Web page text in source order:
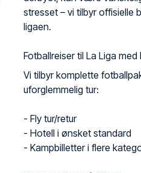
stresset – vi tilbyr offisielle
ligaen.
Fotballreiser til La Liga
Vi tilbyr komplette
uforglemmelig tur:
- Fly tur/retur
- Hotell i ønsket standard
- Kampbilletter i flere